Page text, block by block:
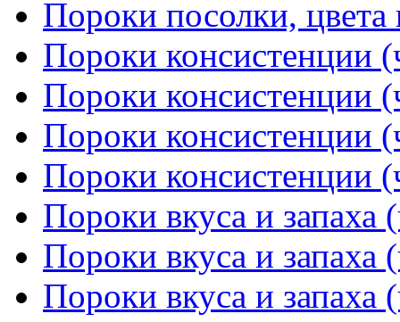
Пороки посолки, цвета
Пороки консистенции
Пороки консистенции
Пороки консистенции
Пороки консистенции
Пороки вкуса и запаха
Пороки вкуса и запаха
Пороки вкуса и запаха